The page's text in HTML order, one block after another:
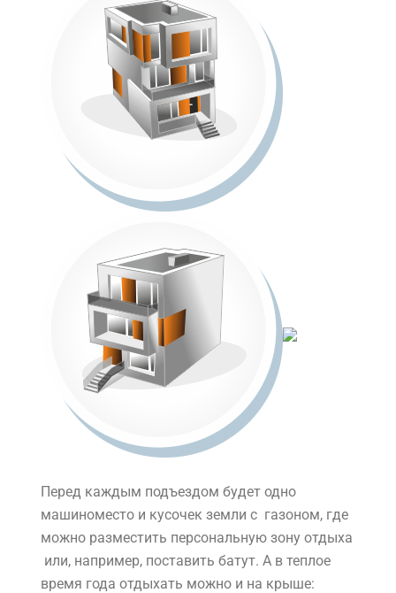
Перед каждым подъездом будет одно
машиноместо и кусочек земли с газоном, где
можно разместить персональную зону отдыха
или, например, поставить батут. А в теплое
время года отдыхать можно и на крыше: